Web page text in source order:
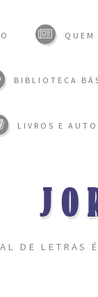
QUEM
BIBLIOTECA
LIVROS E
DE LETRAS